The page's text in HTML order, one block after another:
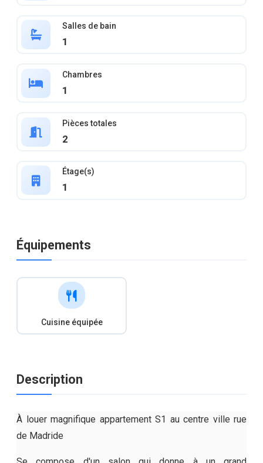
Salles de bain
1
Chambres
1
Pièces totales
2
Étage(s)
1
Équipements
Cuisine équipée
Description
À louer magnifique appartement S1 au centre ville rue
de Madride